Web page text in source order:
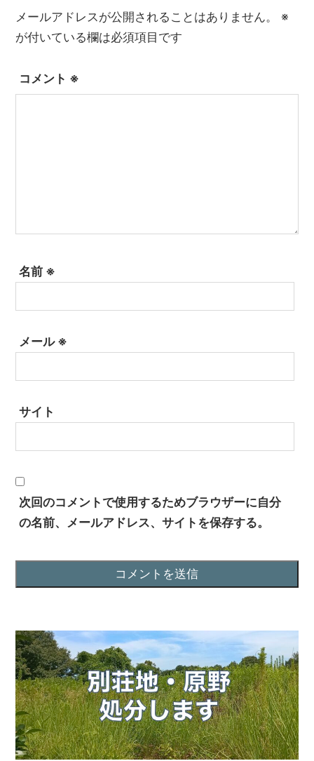
メールアドレスが公開されることはありません。
※
が付いている欄は必須項目です
コメント ※
名前 ※
メール ※
サイト
次回のコメントで使用するためブラウザーに自分
の名前、メールアドレス、サイトを保存する。